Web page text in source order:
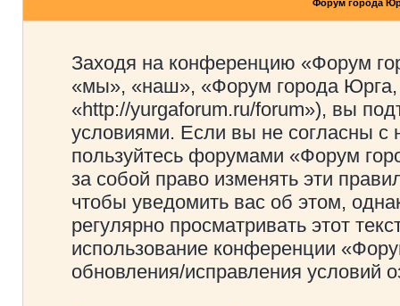
Форум города
Заходя на конференцию «Форум
«мы», «наш», «Форум города
«http://yurgaforum.ru/forum»), вы
условиями. Если вы не согласны с
пользуйтесь форумами «Форум
за собой право изменять эти
чтобы уведомить вас об этом,
регулярно просматривать этот
использование конференции
обновления/исправления условий